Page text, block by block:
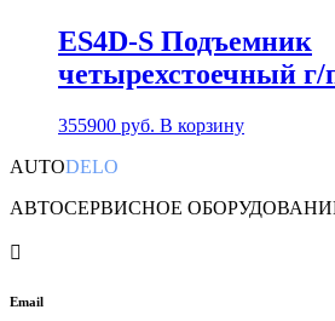
ES4D-S Подъемник
четырехстоечный
355900 руб. В корзину
AUTODELO
АВТОСЕРВИСНОЕ

Email